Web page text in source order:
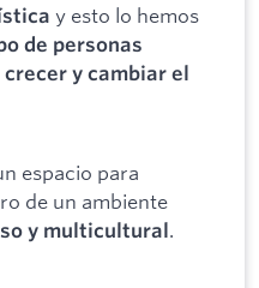
y esto lo hemos
de personas
y cambiar el
espacio para
de un ambiente
y multicultural.